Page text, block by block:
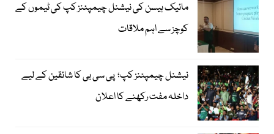
مائیک ہیسن کی نیشنل چیمپئنز کپ کی ٹیموں کے
کوچز سے اہم ملاقات
نیشنل چیمپئنز کپ؛ پی سی بی کا شائقین کے لیے
داخلہ مفت رکھنے کا اعلان